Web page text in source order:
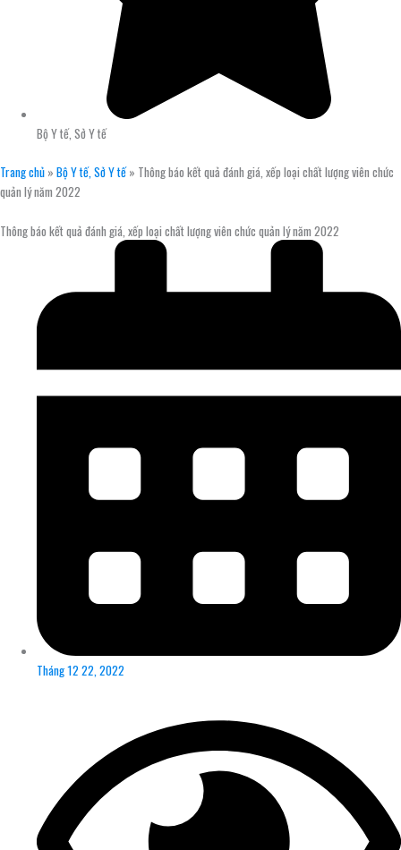
Bộ Y tế, Sở Y tế
Trang chủ » Bộ Y tế, Sở Y tế» Thông báo kết quả đánh giá, xếp loại chất lượng viên chức
quản lý năm 2022
Thông báo kết quả đánh giá, xếp loại chất lượng viên chức quản lý năm 2022
Tháng 12 22, 2022